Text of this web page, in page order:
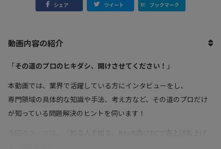
シェア ツイート ブックマーク
動画内容の紹介
「その道のプロのヒキダシ、開けさせてください！ 」
本動画では、業界で活躍している方にインタビューをし、
専門領域の具体的な知識や手法、考え方など、その道のプロだけ
が知っている問題解決のヒントを伺います！